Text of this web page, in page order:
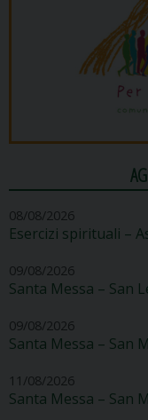
08/08/2026
Esercizi spirituali –
09/08/2026
Santa Messa – San
09/08/2026
Santa Messa – San
11/08/2026
Santa Messa – San